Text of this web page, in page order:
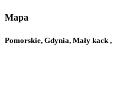
Mapa
Pomorskie, Gdynia, Mały kack ,